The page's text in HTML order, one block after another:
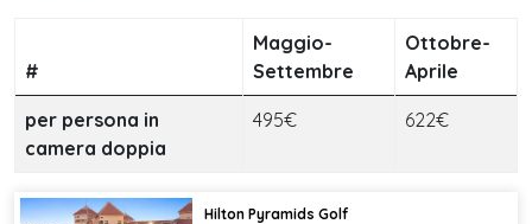
#
Maggio-
Settembre
Ottobre-
Aprile
per persona in
camera doppia
495€ 622€
Hilton Pyramids Golf